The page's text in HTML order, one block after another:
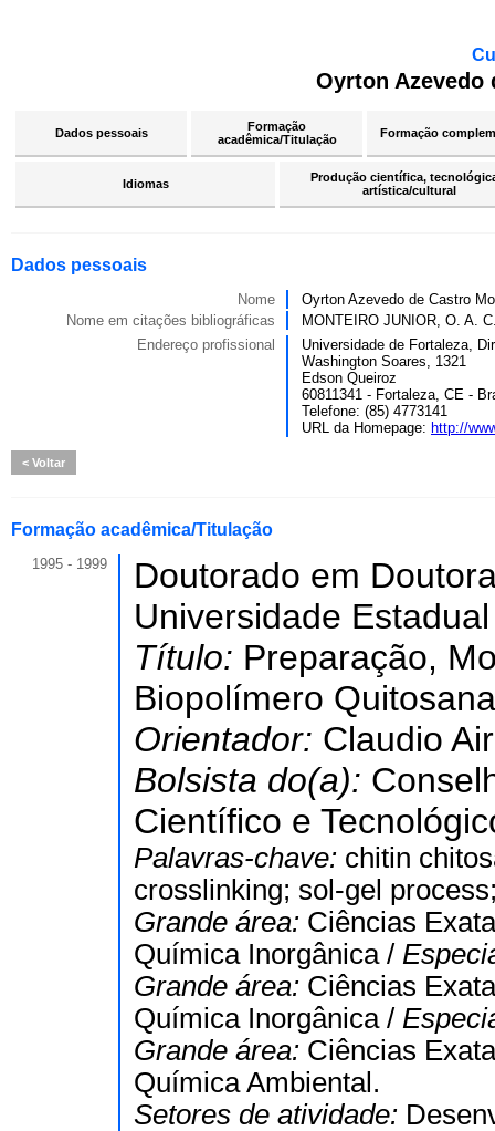
Oyrton Azevedo
Dados pessoais
Formação
acadêmica/Titulação
Formação
Idiomas
Produção científica,
artística/cultural
Dados pessoais
Nome
Oyrton Azevedo de Castro
Nome em citações bibliográficas
MONTEIRO JUNIOR, O. A.
Endereço profissional
Universidade de Fortaleza,
Washington Soares, 1321
Edson Queiroz
60811341 - Fortaleza, CE -
Telefone: (85) 4773141
URL da Homepage: http://
Voltar
Formação acadêmica/Titulação
1995 - 1999
Doutorado em
Universidade
Título: Preparação,
Biopolímero
Orientador: Claudio
Bolsista do(a):
Científico e
Palavras-chave: chitin
crosslinking; sol-gel
Grande área: Ciências
Química Inorgânica /
Grande área: Ciências
Química Inorgânica /
Grande área: Ciências
Química Ambiental.
Setores de atividade: